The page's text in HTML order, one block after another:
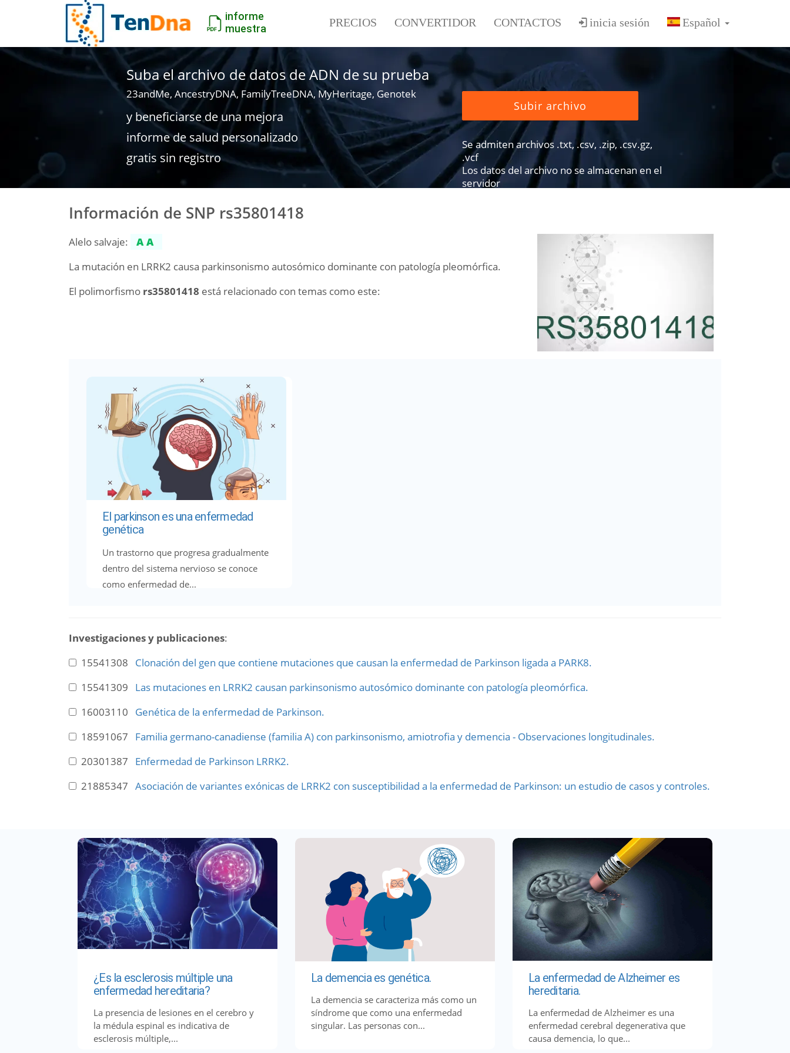
informe
muestra
PRECIOS CONVERTIDOR CONTACTOS inicia sesión
Suba el archivo de datos de ADN de su prueba
23andMe, AncestryDNA, FamilyTreeDNA, MyHeritage, Genotek
y beneficiarse de una mejora
informe de salud personalizado
gratis sin registro
Subir archivo
Se admiten archivos .txt, .csv, .zip, .csv.gz,
.vcf
Los datos del archivo no se almacenan en el
servidor
Información de SNP rs35801418
Alelo salvaje:
AA
La mutación en LRRK2 causa parkinsonismo autosómico dominante con patología pleomórfica.
El polimorfismo rs35801418 está relacionado con temas como este:
El parkinson es una enfermedad
genética
Un trastorno que progresa gradualmente
dentro del sistema nervioso se conoce
como enfermedad de...
Investigaciones y publicaciones:
15541308 Clonación del gen que contiene mutaciones que causan la enfermedad de Parkinson ligada a PARK8.
15541309 Las mutaciones en LRRK2 causan parkinsonismo autosómico dominante con patología pleomórfica.
16003110 Genética de la enfermedad de Parkinson.
18591067 Familia germano-canadiense (familia A) con parkinsonismo, amiotrofia y demencia - Observaciones longitudinales.
20301387 Enfermedad de Parkinson LRRK2.
21885347 Asociación de variantes exónicas de LRRK2 con susceptibilidad a la enfermedad de Parkinson: un estudio de casos y controles.
¿Es la esclerosis múltiple una
enfermedad hereditaria?
La presencia de lesiones en el cerebro y
la médula espinal es indicativa de
esclerosis múltiple,...
La demencia es genética.
La demencia se caracteriza más como un
síndrome que como una enfermedad
singular. Las personas con...
La enfermedad de Alzheimer es
hereditaria.
La enfermedad de Alzheimer es una
enfermedad cerebral degenerativa que
causa demencia, lo que...